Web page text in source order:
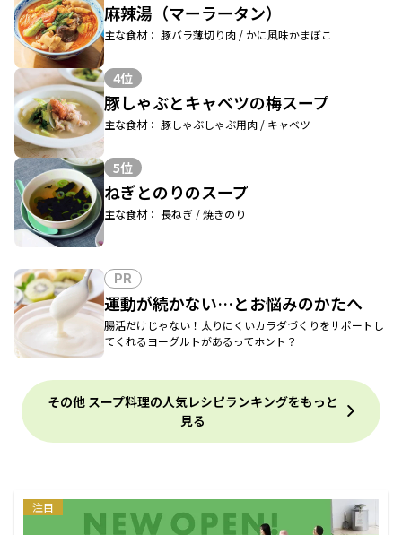
麻辣湯（マーラータン）
主な食材： 豚バラ薄切り肉 / かに風味かまぼこ
4位
豚しゃぶとキャベツの梅スープ
主な食材： 豚しゃぶしゃぶ用肉 / キャベツ
5位
ねぎとのりのスープ
主な食材： 長ねぎ / 焼きのり
PR
運動が続かない…とお悩みのかたへ
腸活だけじゃない！太りにくいカラダづくりをサポートし
てくれるヨーグルトがあるってホント？
その他 スープ料理の人気レシピランキングをもっと
見る
注目